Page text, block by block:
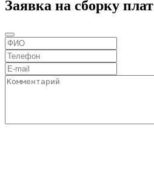
Заявка на сборку плат